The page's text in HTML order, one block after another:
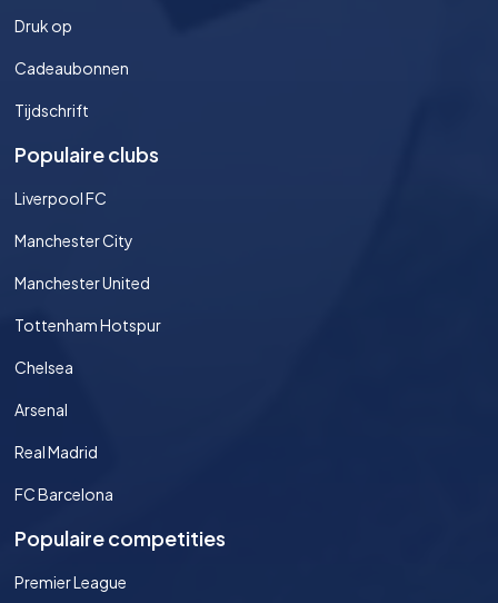
Druk op
Cadeaubonnen
Tijdschrift
Populaire clubs
Liverpool FC
Manchester City
Manchester United
Tottenham Hotspur
Chelsea
Arsenal
Real Madrid
FC Barcelona
Populaire competities
Premier League